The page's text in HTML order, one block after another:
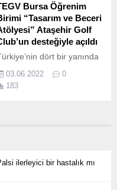
Bursa Öğrenim
“Tasarım ve Beceri
Ataşehir Golf
desteğiyle açıldı
dört bir yanında
desteği veren Türkiye
Gönüllüleri Vakfı’nın
03.06.2022
0
183
ilerleyici bir hastalık mı